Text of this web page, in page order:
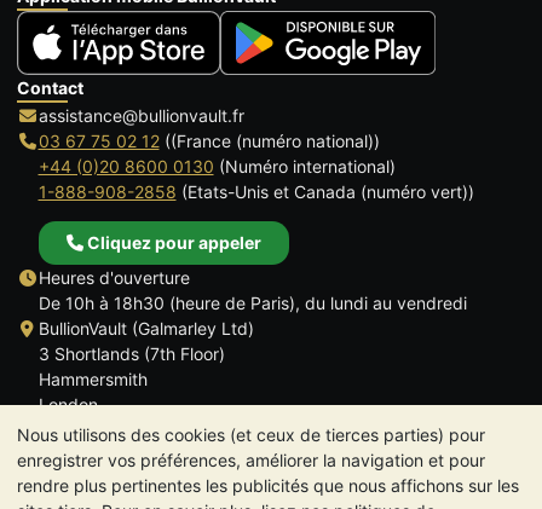
Nous utilisons des cookies (et ceux de tierces parties) pour
enregistrer vos préférences, améliorer la navigation et pour
rendre plus pertinentes les publicités que nous affichons sur les
Contact
assistance@bullionvault.fr
03 67 75 02 12((France (numéro national))
+44 (0)20 8600 0130 (Numéro international)
1-888-908-2858 (Etats-Unis et Canada (numéro vert))
Cliquez pour appeler
Heures d'ouverture
De 10h à 18h30 (heure de Paris), du lundi au vendredi
BullionVault (Galmarley Ltd)
3 Shortlands (7th Floor)
Hammersmith
London
W6 8DA
ROYAUME UNI